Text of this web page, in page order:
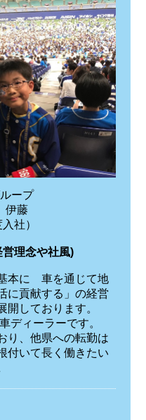
ループ
伊藤
社）
理念や社風)
本に 車を通じて地
貢献する」の経営
しております。
ディーラーです。
り、他県への転勤は
付いて長く働きたい